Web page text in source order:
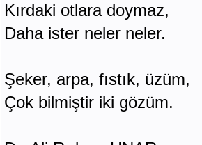
Kırdaki otlara doymaz,
Daha ister neler neler.
Şeker, arpa, fıstık, üzüm,
Çok bilmiştir iki gözüm.